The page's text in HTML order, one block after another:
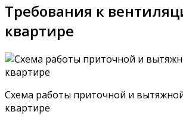
Требования к
квартире
Схема работы приточной и
квартире